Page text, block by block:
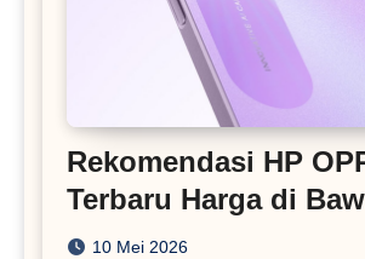
Rekomendasi HP
Terbaru Harga di
Juta
10 Mei 2026